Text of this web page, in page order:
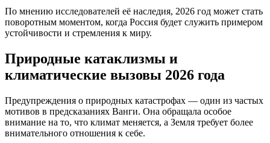
По мнению исследователей её наследия, 2026 год может стать
поворотным моментом, когда Россия будет служить примером
устойчивости и стремления к миру.
Природные катаклизмы и
климатические вызовы 2026 года
Предупреждения о природных катастрофах — один из частых
мотивов в предсказаниях Ванги. Она обращала особое
внимание на то, что климат меняется, а Земля требует более
внимательного отношения к себе.